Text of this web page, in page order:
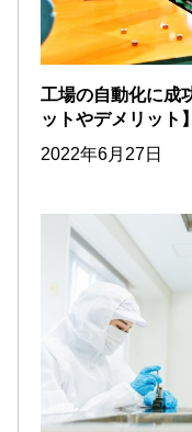
工場の自動化に成
ットやデメリット】
2022年6月27日